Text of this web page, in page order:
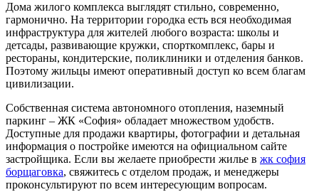
Дома жилого комплекса выглядят стильно, современно,
гармонично. На территории городка есть вся необходимая
инфраструктура для жителей любого возраста: школы и
детсады, развивающие кружки, спорткомплекс, бары и
рестораны, кондитерские, поликлиники и отделения банков.
Поэтому жильцы имеют оперативный доступ ко всем благам
цивилизации.
Собственная система автономного отопления, наземный
паркинг – ЖК «София» обладает множеством удобств.
Доступные для продажи квартиры, фотографии и детальная
информация о постройке имеются на официальном сайте
застройщика. Если вы желаете приобрести жилье в жк софия
борщаговка, свяжитесь с отделом продаж, и менеджеры
проконсультируют по всем интересующим вопросам.